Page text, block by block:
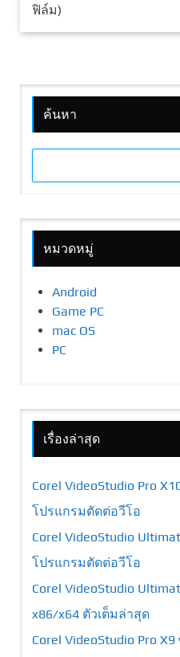
ฟิล์ม)
ค้นหา
หมวดหมู่
Android
Game PC
mac OS
PC
เรื่องล่าสุด
Corel VideoStudio Pro
โปรแกรมตัดต่อวีโอ
Corel VideoStudio
โปรแกรมตัดต่อวีโอ
Corel VideoStudio
x86/x64 ตัวเต็มล่าสุด
Corel VideoStudio Pro